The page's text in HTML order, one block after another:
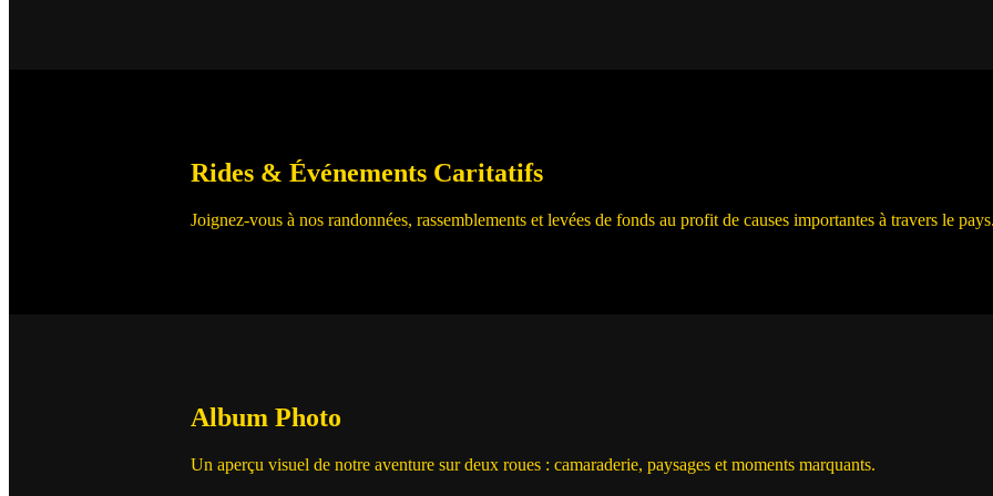
Rides & Événements Caritatifs
Joignez-vous à nos randonnées, rassemblements et levées de fonds au profit de causes importantes à travers le
Album Photo
Un aperçu visuel de notre aventure sur deux roues : camaraderie, paysages et moments marquants.